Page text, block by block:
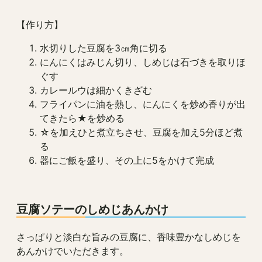
【作り方】
水切りした豆腐を3㎝角に切る
にんにくはみじん切り、しめじは石づきを取りほ
ぐす
カレールウは細かくきざむ
フライパンに油を熱し、にんにくを炒め香りが出
てきたら★を炒める
☆を加えひと煮立ちさせ、豆腐を加え5分ほど煮
る
器にご飯を盛り、その上に5をかけて完成
豆腐ソテーのしめじあんかけ
さっぱりと淡白な旨みの豆腐に、香味豊かなしめじを
あんかけでいただきます。